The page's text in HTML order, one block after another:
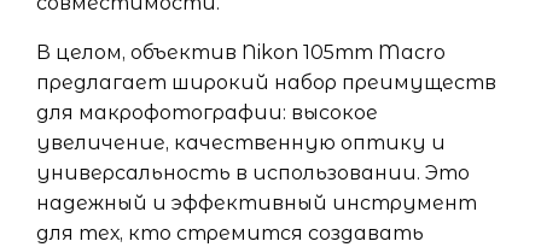
В целом, объектив Nikon 105mm Macro
предлагает широкий набор преимуществ
для макрофотографии: высокое
увеличение, качественную оптику и
универсальность в использовании. Это
надежный и эффективный инструмент
для тех, кто стремится создавать